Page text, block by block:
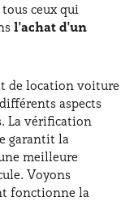
ceux qui
l'achat d'un
de location voiture
aspects
La vérification
garantit la
meilleure
Voyons
fonctionne la